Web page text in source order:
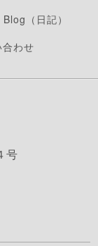
Blog（日記）
わせ
号